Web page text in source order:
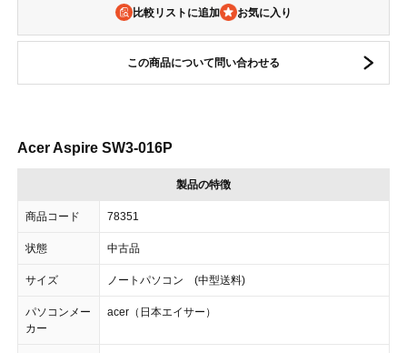
比較リストに追加
この商品について問い合わせる
Acer Aspire SW3-016P
製品の特徴
商品コード 78351
状態 中古品
サイズ ノートパソコン (中型送料)
パソコンメー
カー
acer（日本エイサー）